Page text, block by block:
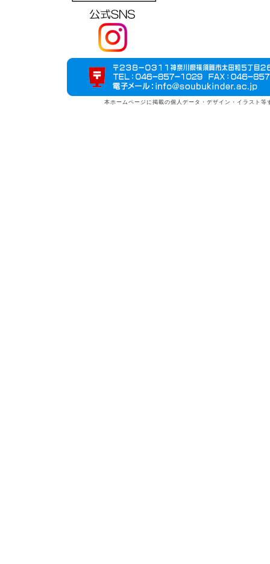
本ホームページに掲載の個人データ・デザイン・イラス